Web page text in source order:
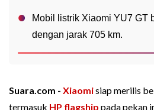
Mobil listrik Xiaomi YU7 GT
dengan jarak 705 km.
Suara.com - Xiaomisiap merilis
termasuk HP flagship pada pekan